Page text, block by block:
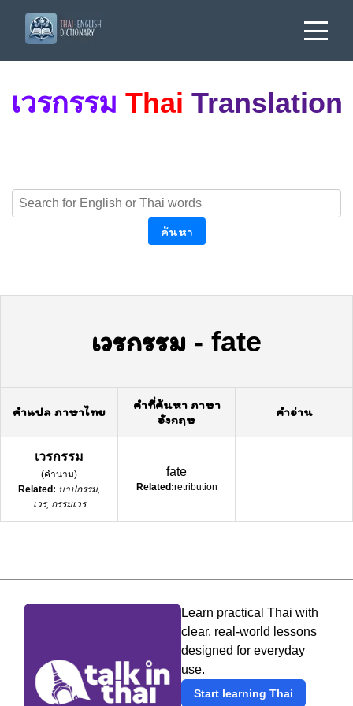
เวรกรรม Thai Translation
ค้นหา
เวรกรรม - fate
คำแปล ภาษาไทย
คำที่ค้นหา ภาษา
อังกฤษ
คำอ่าน
เวรกรรม
(คำนาม)
Related: บาปกรรม,
เวร, กรรมเวร
fate
Related:retribution
Learn practical Thai with
clear, real-world lessons
designed for everyday
use.
Start learning Thai